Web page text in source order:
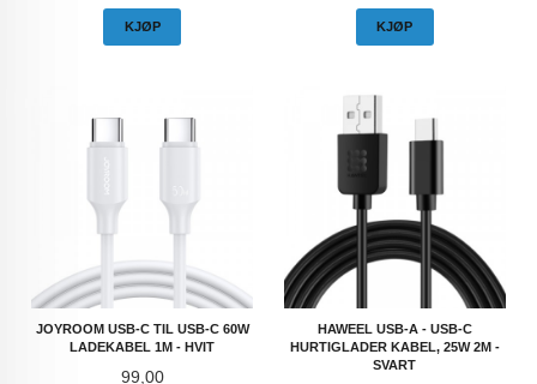
KJØP KJØP
JOYROOM USB-C TIL USB-C 60W
LADEKABEL 1M - HVIT
Pris
99,00
HAWEEL USB-A - USB-C
HURTIGLADER KABEL, 25W 2M -
SVART